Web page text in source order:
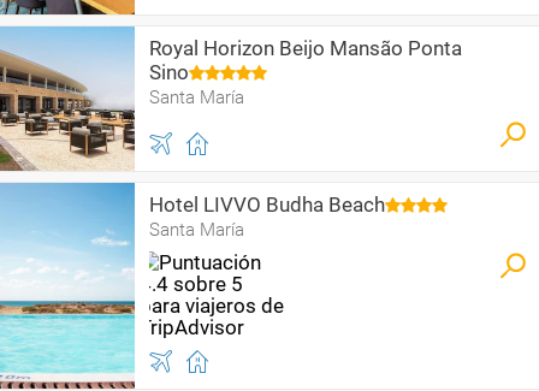
Royal Horizon Beijo Mansão Ponta
Sino
Santa María
Hotel LIVVO Budha Beach
Santa María